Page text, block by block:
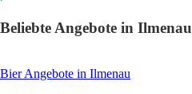
Beliebte Angebote in Ilmenau
BierAngebote in Ilmenau